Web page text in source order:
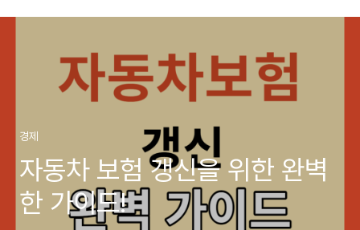
경제
자동차 보험 갱신을 위한 완벽
한 가이드!